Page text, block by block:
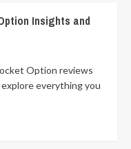
Insights and
Option reviews
everything you